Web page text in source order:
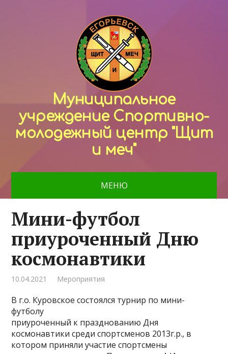
Муниципальное
учреждение Спортивно-
молодежный центр "Щит
и меч"
МЕНЮ
Мини-футбол
приуроченный Дню
космонавтики
10.04.2021 Мероприятия
В г.о. Куровское состоялся турнир по мини-
футболу
приуроченный к празднованию Дня
космонавтики среди спортсменов 2013г.р., в
котором приняли участие спортсмены